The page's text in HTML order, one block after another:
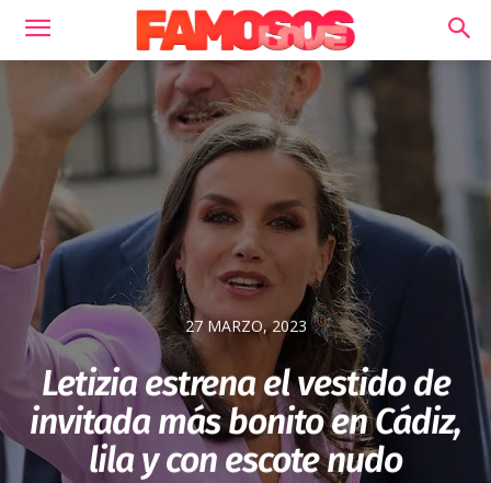
27 MARZO, 2023
Letizia estrena el vestido de
invitada más bonito en Cádiz,
lila y con escote nudo